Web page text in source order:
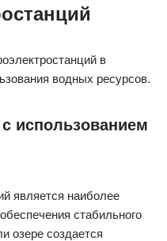
в
водных ресурсов.
использованием
является наиболее
стабильного
озере создается